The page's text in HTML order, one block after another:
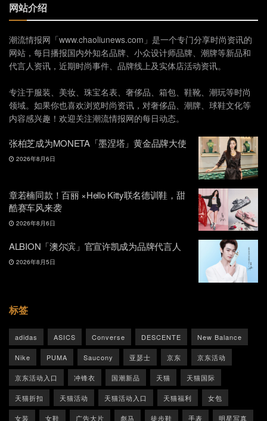
网站介绍
潮流情报网「www.chaoliunews.com」是一个专门分享时尚资讯的
网站，每日播报国内外知名品牌、小众设计师品牌、潮牌等新品和
代言人资讯，近期时尚事件、品牌线上及实体店活动资讯。
专注于服装、美妆、珠宝名表、奢侈品、箱包、鞋靴、潮玩等时尚
领域。如果你也喜欢浏览时尚资讯，对奢侈品、潮牌、球鞋文化等
内容感兴趣！欢迎关注潮流情报网的每日动态。
张柏芝成为MONETA「墨涅塔」黄金品牌大使
2026年8月6日
章若楠同款！百丽 ×Hello Kitty联名德训鞋，甜
酷赛车风来袭
2026年8月6日
ALBION「澳尔滨」官宣许凯成为品牌代言人
2026年8月5日
标签
adidas ASICS Converse DESCENTE New Balance
Nike PUMA Saucony 亚瑟士 京东 京东活动
京东活动入口 冲锋衣 国潮新品 天猫 天猫国际
天猫折扣 天猫活动 天猫活动入口 天猫福利 女包
女装 女鞋 广告大片 彪马 徒步鞋 手表 明星写真